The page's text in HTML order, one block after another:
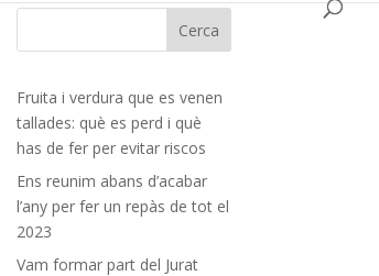
Fruita i verdura que es venen
tallades: què es perd i què
has de fer per evitar riscos
Ens reunim abans d’acabar
l’any per fer un repàs de tot el
2023
Vam formar part del Jurat